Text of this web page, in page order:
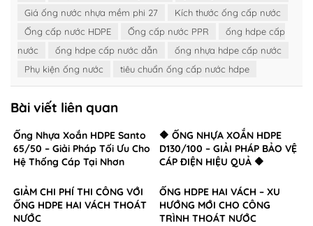
Giá ống nước nhựa mềm phi 27
Kích thước ống cấp nước
Ống cấp nước HDPE
Ống cấp nước PPR
ống hdpe cấp
nước
ống hdpe cấp nước dẫn
ống nhựa hdpe cấp nước
Phụ kiện ống nước
tiêu chuẩn ống cấp nước hdpe
Bài viết liên quan
Ống Nhựa Xoắn HDPE Santo
65/50 – Giải Pháp Tối Ưu Cho
Hệ Thống Cáp Tại Nhơn
🔶 ỐNG NHỰA XOẮN HDPE
D130/100 – GIẢI PHÁP BẢO VỆ
CÁP ĐIỆN HIỆU QUẢ 🔶
GIẢM CHI PHÍ THI CÔNG VỚI
ỐNG HDPE HAI VÁCH THOÁT
NƯỚC
ỐNG HDPE HAI VÁCH – XU
HƯỚNG MỚI CHO CÔNG
TRÌNH THOÁT NƯỚC